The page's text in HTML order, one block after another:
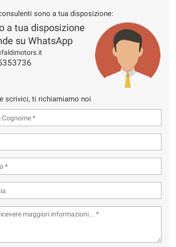
sono a tua disposizione:
a tua disposizione
su WhatsApp
scrivici, ti richiamiamo noi